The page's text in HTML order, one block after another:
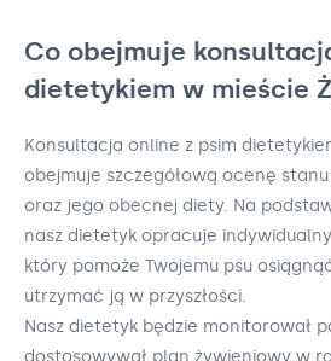
Co obejmuje
dietetykiem w mieście
Konsultacja online z psim
obejmuje szczegółową ocenę
oraz jego obecnej diety. Na
nasz dietetyk opracuje
który pomoże Twojemu psu
utrzymać ją w przyszłości.
Nasz dietetyk będzie monitorował